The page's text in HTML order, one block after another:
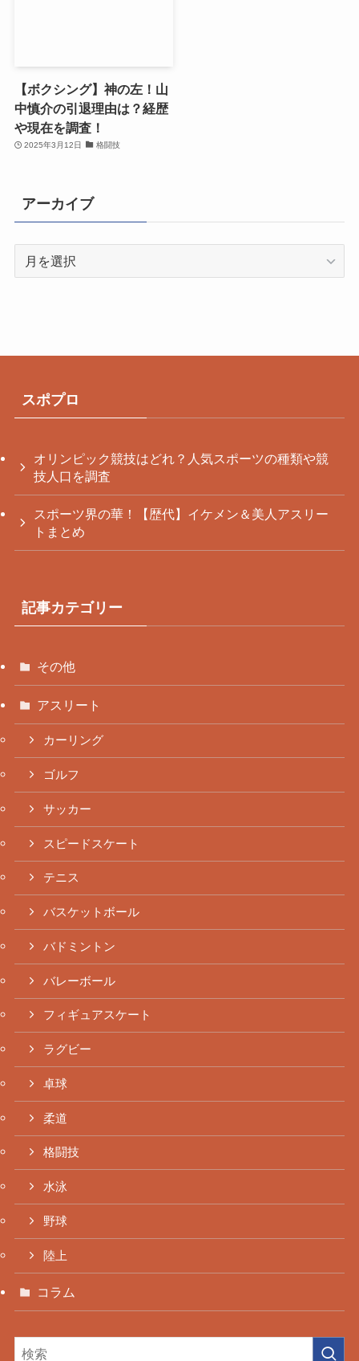
【ボクシング】神の左！山
中慎介の引退理由は？経歴
や現在を調査！
2025年3月12日 格闘技
アーカイブ
スポプロ
オリンピック競技はどれ？人気スポーツの種類や競
技人口を調査
スポーツ界の華！【歴代】イケメン＆美人アスリー
トまとめ
記事カテゴリー
その他
アスリート
カーリング
ゴルフ
サッカー
スピードスケート
テニス
バスケットボール
バドミントン
バレーボール
フィギュアスケート
ラグビー
卓球
柔道
格闘技
水泳
野球
陸上
コラム